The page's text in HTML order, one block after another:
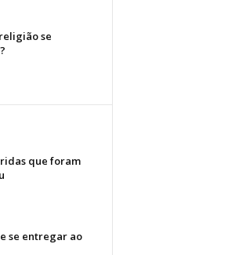
se
que foram
se entregar ao